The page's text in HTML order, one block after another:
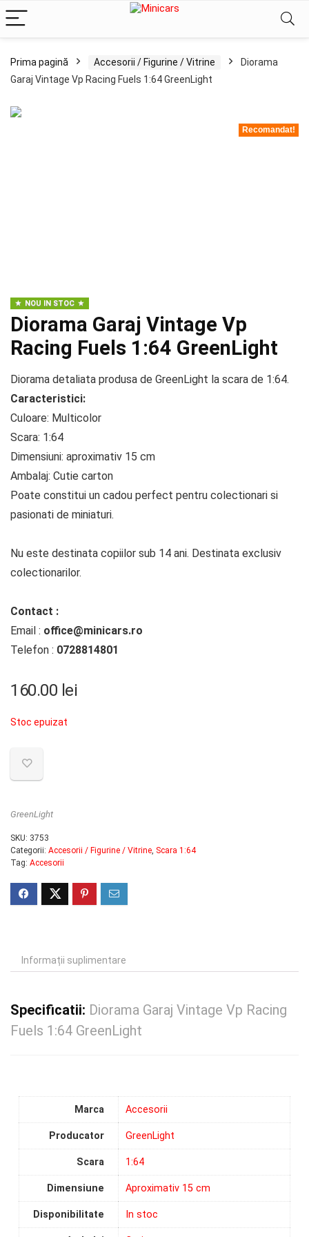
Prima pagină Accesorii / Figurine / Vitrine
Diorama
Garaj Vintage Vp Racing Fuels 1:64 GreenLight
Recomandat!
NOU IN STOC
Diorama Garaj Vintage Vp
Racing Fuels 1:64 GreenLight
Diorama detaliata produsa de GreenLight la scara de 1:64.
Caracteristici:
Culoare: Multicolor
Scara: 1:64
Dimensiuni: aproximativ 15 cm
Ambalaj: Cutie carton
Poate constitui un cadou perfect pentru colectionari si
pasionati de miniaturi.
Nu este destinata copiilor sub 14 ani. Destinata exclusiv
colectionarilor.
Contact :
Email : office@minicars.ro
Telefon : 0728814801
160.00 lei
Stoc epuizat
GreenLight
SKU: 3753
Categorii: Accesorii / Figurine / Vitrine, Scara 1:64
Tag: Accesorii
Informații suplimentare
Specificatii: Diorama Garaj Vintage Vp Racing
Fuels 1:64 GreenLight
Marca Accesorii
Producator GreenLight
Scara 1:64
Dimensiune Aproximativ 15 cm
Disponibilitate In stoc